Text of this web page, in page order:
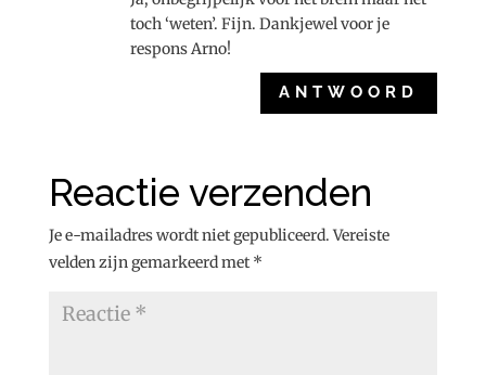
toch ‘weten’. Fijn. Dankjewel voor je
respons Arno!
ANTWOORD
Reactie verzenden
Je e-mailadres wordt niet gepubliceerd. Vereiste
velden zijn gemarkeerd met *